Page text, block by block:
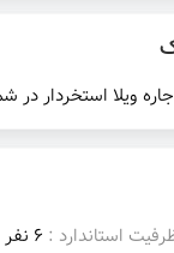
ویلا استخردار در
استاندارد : 6 نفر